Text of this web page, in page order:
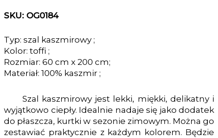
SKU: OG0184
Typ: szal kaszmirowy ;
Kolor: toffi ;
Rozmiar: 60 cm x 200 cm;
Materiał: 100% kaszmir ;
Szal kaszmirowy jest lekki, miękki, delikatny i
wyjątkowo ciepły. Idealnie nadaje się jako dodatek
do płaszcza, kurtki w sezonie zimowym. Można go
zestawiać praktycznie z każdym kolorem. Będzie